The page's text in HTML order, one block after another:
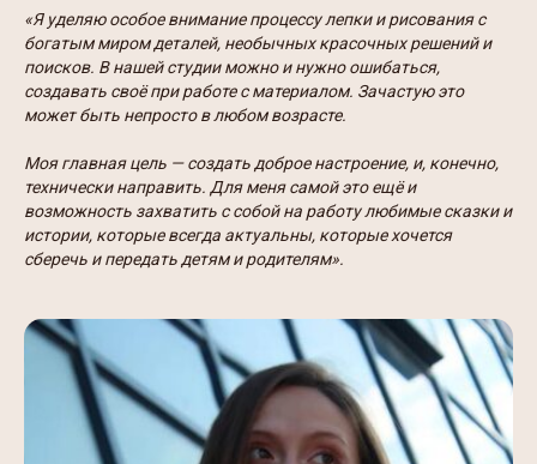
«Я уделяю особое внимание процессу лепки и рисования с
богатым миром деталей, необычных красочных решений и
поисков. В нашей студии можно и нужно ошибаться,
создавать своё при работе с материалом. Зачастую это
может быть непросто в любом возрасте.
Моя главная цель — создать доброе настроение, и, конечно,
технически направить. Для меня самой это ещё и
возможность захватить с собой на работу любимые сказки и
истории, которые всегда актуальны, которые хочется
сберечь и передать детям и родителям».